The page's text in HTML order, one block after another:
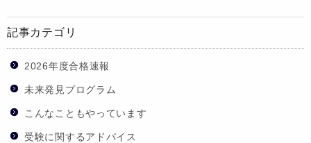
記事カテゴリ
2026年度合格速報
未来発見プログラム
こんなこともやっています
受験に関するアドバイス